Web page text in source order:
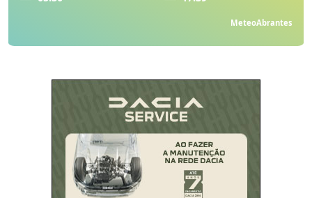
MeteoAbrantes